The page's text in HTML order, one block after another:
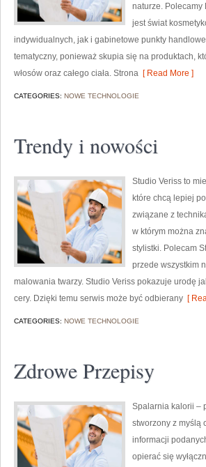
naturze. Polecamy
jest świat
indywidualnych, jak i gabinetowe punkty
tematyczny, ponieważ skupia się na produktach,
włosów oraz całego ciała. Strona [ Read More ]
CATEGORIES: NOWE TECHNOLOGIE
Trendy i nowości
Studio Veriss to
które chcą lepiej
związane z
w którym można
stylistki. Polecam
przede wszystkim
malowania twarzy. Studio Veriss pokazuje urodę
cery. Dzięki temu serwis może być odbierany [
CATEGORIES: NOWE TECHNOLOGIE
Zdrowe Przepisy
Spalarnia kalorii –
stworzony z myślą
informacji
opierać się